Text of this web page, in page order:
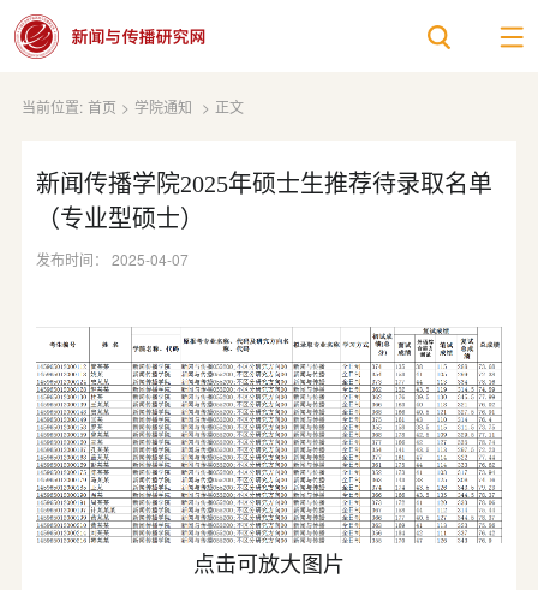
当前位置: 首页 > 学院通知 > 正文
新闻传播学院2025年硕士生推荐待录取名单
（专业型硕士）
发布时间： 2025-04-07
点击可放大图片